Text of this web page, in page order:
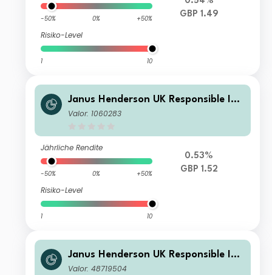
-50% 0% +50%
Risiko-Level
1 10
GBP 1.49
Janus Henderson UK Responsible Inc
ome Fund A Inc
Valor: 1060283
Jährliche Rendite
-50% 0% +50%
Risiko-Level
1 10
0.53%
GBP 1.52
Janus Henderson UK Responsible Inc
ome Fund E Inc
Valor: 48719504